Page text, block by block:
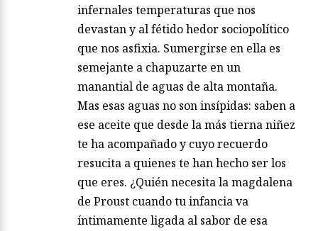
infernales temperaturas que nos
devastan y al fétido hedor sociopolítico
que nos asfixia. Sumergirse en ella es
semejante a chapuzarte en un
manantial de aguas de alta montaña.
Mas esas aguas no son insípidas: saben a
ese aceite que desde la más tierna niñez
te ha acompañado y cuyo recuerdo
resucita a quienes te han hecho ser los
que eres. ¿Quién necesita la magdalena
de Proust cuando tu infancia va
íntimamente ligada al sabor de esa